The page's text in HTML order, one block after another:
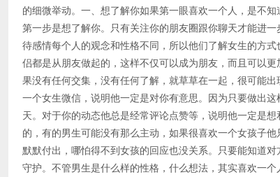
的细微举动。一、想了解你如果第一眼喜欢一个人，是不
第一步是想了解你。只有关注你的朋友圈跟你聊天才能进
待感情每个人的观念和性格不同，所以他们了解女生的方
侣都是从朋友做起的，这样不仅可以成为朋友，而且可以
果没有任何交集，没有任何了解，就草草在一起，很可能
一个女生微信，说明他一定是对你有意思。因为只要做出
天。对于你的动态他总是经常评论点赞等，说明他一定是
的，有的男生可能没有那么主动，如果很喜欢一个女孩子
默默付出，哪怕得不到女孩的回应也没关系。只要能知道
守护。不管男生是什么样的性格，什么想法，其实喜欢一